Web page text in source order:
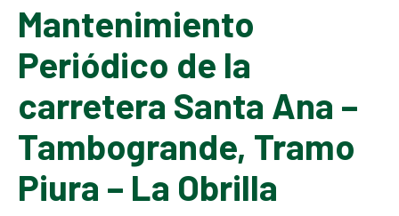
Mantenimiento
Periódico de la
carretera Santa Ana –
Tambogrande, Tramo
Piura – La Obrilla